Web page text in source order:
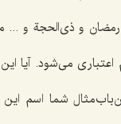
و ذی‌الحجة و ...
می‌شود. آیا
شما اسم